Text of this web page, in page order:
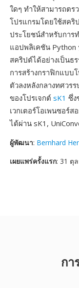
ใดๆ ทำให้สามารถตร
โปรแกรมโดยใช้สคริ
ประโยชน์สำหรับการท
แอปพลิเคชัน Python
สคริปต์ได้อย่างเป็นธ
การสร้างกราฟิกแบบ
ตัวลงหลังกลางทศวร
ของโปรเจกต์ sK1 ซึ่ง
เวกเตอร์โอเพนซอร์
ได้ผ่าน sK1,
ผู้พัฒนา: Bernhard
เผยแพร่ครั้งแรก: 31 ตุ
กา